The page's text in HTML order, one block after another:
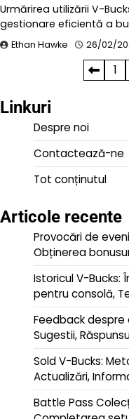
Urmărirea utilizării V-
gestionare eficientă a
Ethan Hawke 26/02/
pagination
1
Linkuri
Despre noi
Contactează-ne
Tot conținutul
Articole recente
Provocări de
Obținerea
Istoricul V-Bucks:
pentru consolă,
Feedback
Sugestii,
Sold V-Bucks:
Actualizări,
Battle Pass